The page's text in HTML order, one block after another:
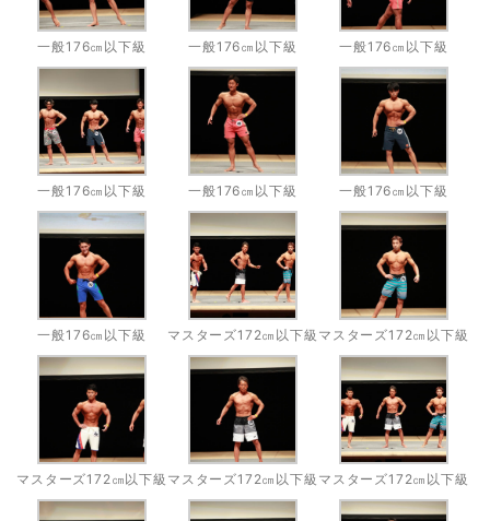
一般176㎝以下級 一般176㎝以下級 一般176㎝以下級
一般176㎝以下級 一般176㎝以下級 一般176㎝以下級
一般176㎝以下級 マスターズ172㎝以下級 マスターズ172㎝以下級
マスターズ172㎝以下級 マスターズ172㎝以下級 マスターズ172㎝以下級